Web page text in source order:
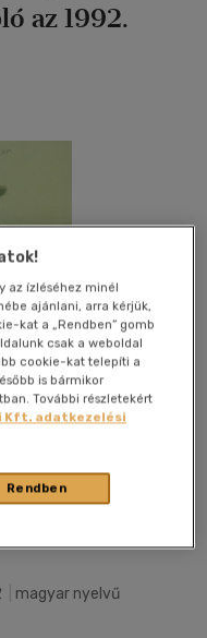
az 1992.
magyar nyelvű
az ízléséhez minél
ajánlani, arra kérjük,
kat a „Rendben” gomb
csak a weboldal
cookie-kat telepíti a
is bármikor
További részletekért
Kft. adatkezelési
Rendben